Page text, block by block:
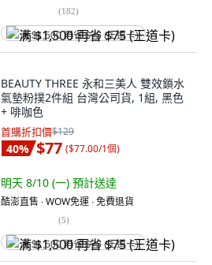
(182)
满 $1,500 再省 $75 (王道卡)
BEAUTY THREE 永和三美人 雙效鎖水
氣墊粉撲2件組 台灣公司貨, 1組, 黑色
+ 啡咖色
首購折扣價$129
40% $77 ($77.00/1個)
明天 8/10 (一) 預計送達
酷澎直售 ∙ WOW免運 ∙ 免費退貨
(5)
满 $1,500 再省 $75 (王道卡)